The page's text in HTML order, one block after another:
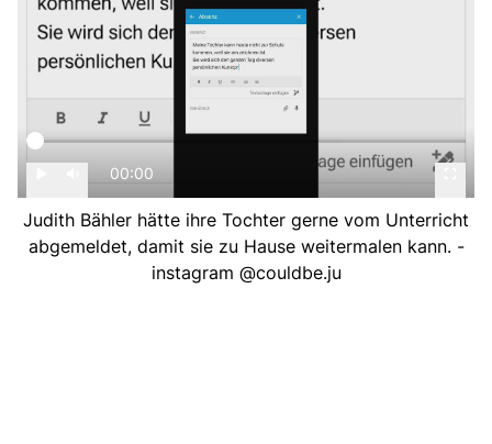
00:00
Judith Bähler hätte ihre Tochter gerne vom Unterricht
abgemeldet, damit sie zu Hause weitermalen kann. -
instagram @couldbe.ju